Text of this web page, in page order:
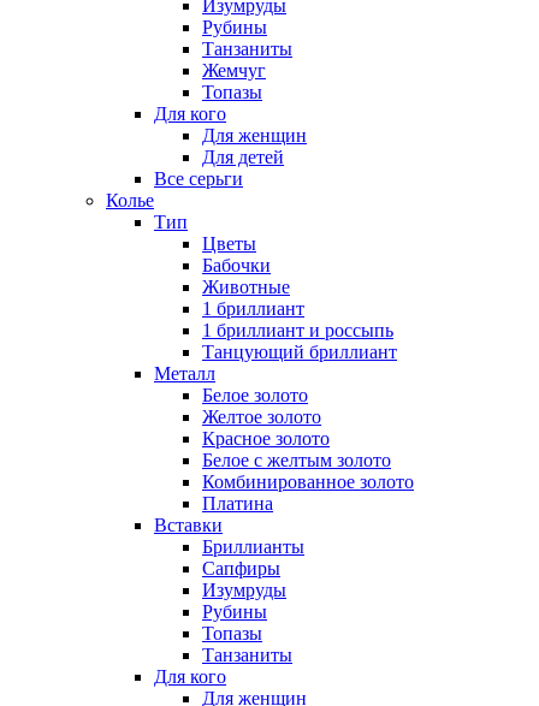
Изумруды
Рубины
Танзаниты
Жемчуг
Топазы
Для кого
Для женщин
Для детей
Все серьги
Колье
Тип
Цветы
Бабочки
Животные
1 бриллиант
1 бриллиант и россыпь
Танцующий бриллиант
Металл
Белое золото
Желтое золото
Красное золото
Белое с желтым золото
Комбинированное золото
Платина
Вставки
Бриллианты
Сапфиры
Изумруды
Рубины
Топазы
Танзаниты
Для кого
Для женщин